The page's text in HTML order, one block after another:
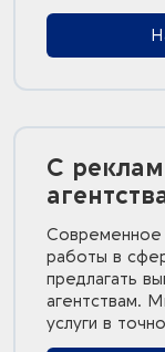
С
Современное
работы в
предлагать
агентствам.
услуги в